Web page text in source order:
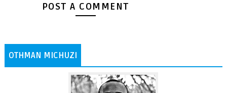
POST A COMMENT
OTHMAN MICHUZI